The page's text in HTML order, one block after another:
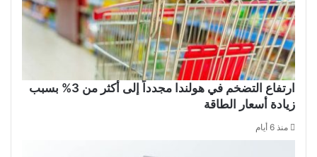
ارتفاع التضخم في هولندا مجدداً إلى أكثر من 3% بسبب
زيادة أسعار الطاقة
منذ 6 أيام